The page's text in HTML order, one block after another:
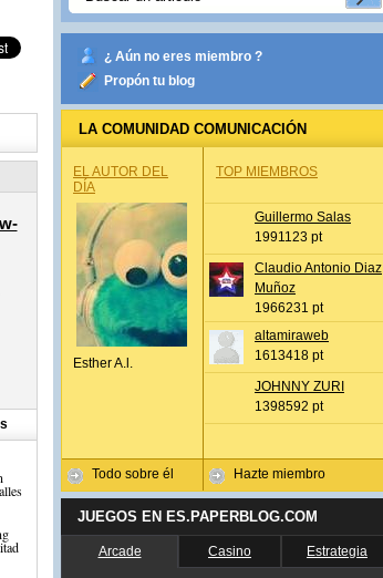
¿ Aún no eres miembro ?
Propón tu blog
LA COMUNIDAD COMUNICACIÓN
EL AUTOR DEL
DÍA
Esther A.l.
Todo sobre él
TOP MIEMBROS
Guillermo Salas
1991123 pt
Claudio Antonio Diaz
Muñoz
1966231 pt
altamiraweb
1613418 pt
JOHNNY ZURI
1398592 pt
Hazte miembro
JUEGOS EN ES.PAPERBLOG.COM
Arcade Casino Estrategia